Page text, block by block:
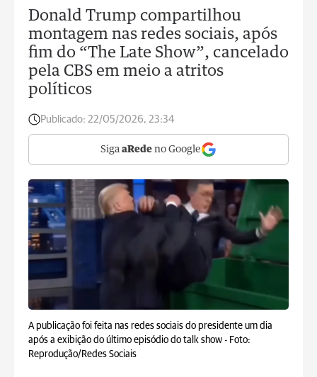
Donald Trump compartilhou
montagem nas redes sociais, após
fim do “The Late Show”, cancelado
pela CBS em meio a atritos
políticos
Publicado: 22/05/2026, 23:34
Siga aRede no Google
A publicação foi feita nas redes sociais do presidente um dia
após a exibição do último episódio do talk show - Foto:
Reprodução/Redes Sociais